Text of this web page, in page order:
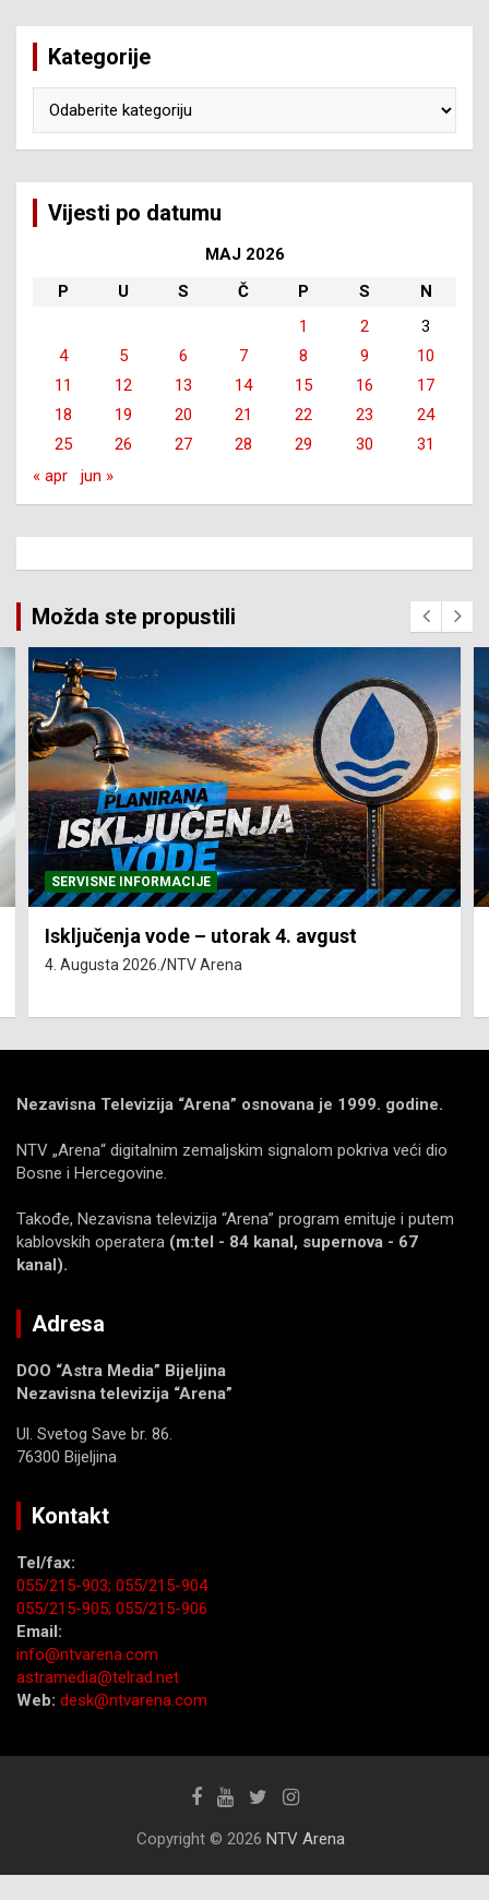
Kategorije
Vijesti po datumu
MAJ 2026
P
U S Č P S
N
1
2
3
4
5 6 7 8 9
10
11
12 13 14 15 16
17
18
19 20 21 22 23
24
25
26 27 28 29 30
31
« apr
jun »
Možda ste propustili
SERVISNE INFORMACIJE
Isključenja vode – utorak 4. avgust
4. Augusta 2026. NTV Arena
Nezavisna Televizija “Arena” osnovana je 1999. godine.
NTV „Arena“ digitalnim zemaljskim signalom pokriva veći dio
Bosne i Hercegovine.
Takođe, Nezavisna televizija “Arena” program emituje i putem
kablovskih operatera (m:tel - 84 kanal, supernova - 67
kanal).
Adresa
DOO “Astra Media” Bijeljina
Nezavisna televizija “Arena”
Ul. Svetog Save br. 86.
76300 Bijeljina
Kontakt
Tel/fax:
055/215-903; 055/215-904
055/215-905; 055/215-906
Email:
info@ntvarena.com
astramedia@telrad.net
Web: desk@ntvarena.com
Copyright © 2026 NTV Arena